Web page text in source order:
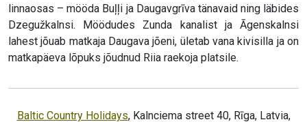
linnaosas – mööda Buļļi ja Daugavgrīva tänavaid ning läbides
Dzegužkalnsi. Möödudes Zunda kanalist ja Āgenskalnsi
lahest jõuab matkaja Daugava jõeni, ületab vana kivisilla ja on
matkapäeva lõpuks jõudnud Riia raekoja platsile.
Baltic Country Holidays, Kalnciema street 40, Rīga, Latvia,